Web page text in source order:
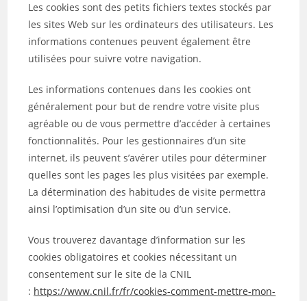
Les cookies sont des petits fichiers textes stockés par
les sites Web sur les ordinateurs des utilisateurs. Les
informations contenues peuvent également être
utilisées pour suivre votre navigation.
Les informations contenues dans les cookies ont
généralement pour but de rendre votre visite plus
agréable ou de vous permettre d’accéder à certaines
fonctionnalités. Pour les gestionnaires d’un site
internet, ils peuvent s’avérer utiles pour déterminer
quelles sont les pages les plus visitées par exemple.
La détermination des habitudes de visite permettra
ainsi l’optimisation d’un site ou d’un service.
Vous trouverez davantage d’information sur les
cookies obligatoires et cookies nécessitant un
consentement sur le site de la CNIL
: https://www.cnil.fr/fr/cookies-comment-mettre-mon-